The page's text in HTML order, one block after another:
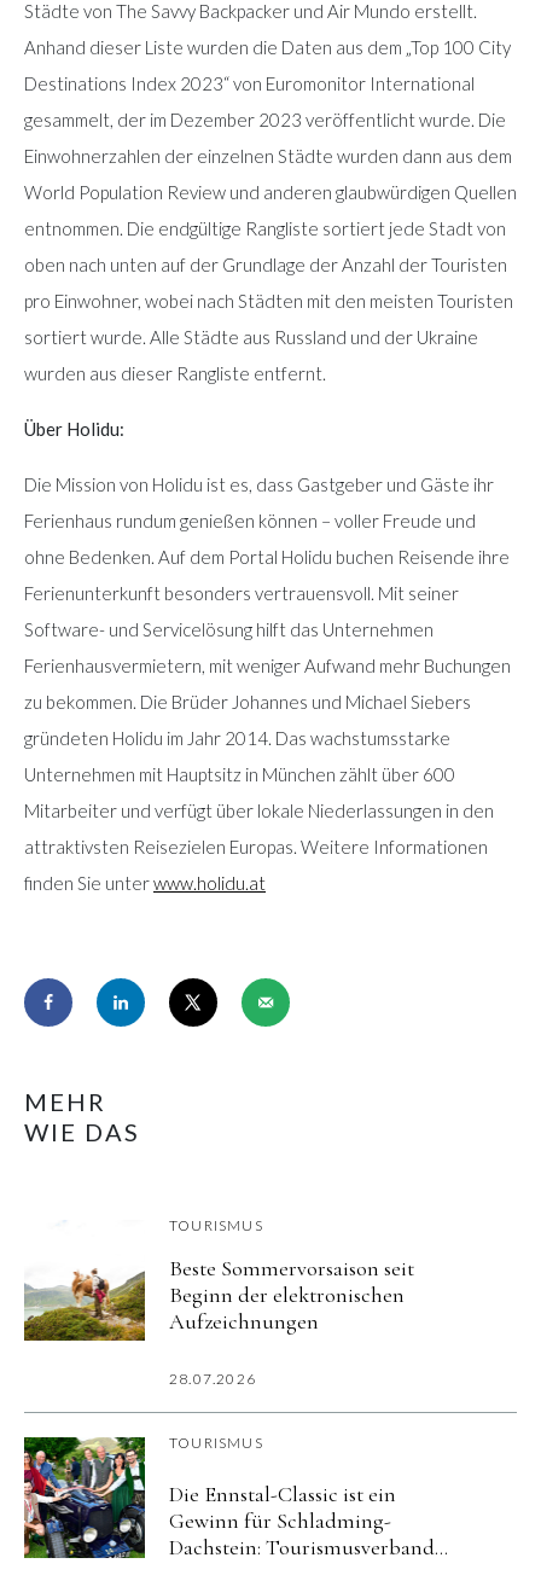
Städte von The Savvy Backpacker und Air Mundo erstellt.
Anhand dieser Liste wurden die Daten aus dem „Top 100 City
Destinations Index 2023“ von Euromonitor International
gesammelt, der im Dezember 2023 veröffentlicht wurde. Die
Einwohnerzahlen der einzelnen Städte wurden dann aus dem
World Population Review und anderen glaubwürdigen Quellen
entnommen. Die endgültige Rangliste sortiert jede Stadt von
oben nach unten auf der Grundlage der Anzahl der Touristen
pro Einwohner, wobei nach Städten mit den meisten Touristen
sortiert wurde. Alle Städte aus Russland und der Ukraine
wurden aus dieser Rangliste entfernt.
Über Holidu:
Die Mission von Holidu ist es, dass Gastgeber und Gäste ihr
Ferienhaus rundum genießen können – voller Freude und
ohne Bedenken. Auf dem Portal Holidu buchen Reisende ihre
Ferienunterkunft besonders vertrauensvoll. Mit seiner
Software- und Servicelösung hilft das Unternehmen
Ferienhausvermietern, mit weniger Aufwand mehr Buchungen
zu bekommen. Die Brüder Johannes und Michael Siebers
gründeten Holidu im Jahr 2014. Das wachstumsstarke
Unternehmen mit Hauptsitz in München zählt über 600
Mitarbeiter und verfügt über lokale Niederlassungen in den
attraktivsten Reisezielen Europas. Weitere Informationen
finden Sie unterwww.holidu.at
MEHR
WIE DAS
TOURISMUS
Beste Sommervorsaison seit
Beginn der elektronischen
Aufzeichnungen
28.07.2026
TOURISMUS
Die Ennstal-Classic ist ein
Gewinn für Schladming-
Dachstein: Tourismusverband